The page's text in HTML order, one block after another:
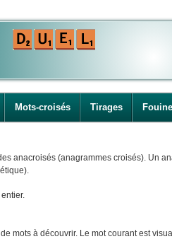
Mots-croisés Tirages
anacroisés (anagrammes croisés). Un
mots à découvrir. Le mot courant est